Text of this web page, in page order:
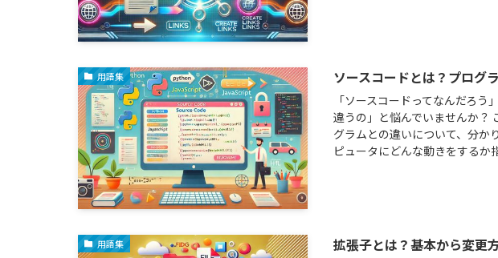
用語集 ソースコードとは？プログ
「ソースコードってなんだろ
違うの」と悩んでいませんか？
グラムとの違いについて、分か
ピュータにどんな動きをするか
用語集 拡張子とは？基本から変更